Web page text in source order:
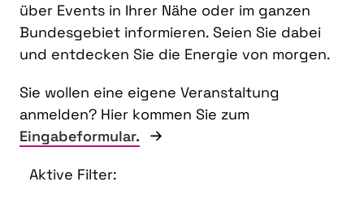
über Events in Ihrer Nähe oder im ganzen
Bundesgebiet informieren. Seien Sie dabei
und entdecken Sie die Energie von morgen.
Sie wollen eine eigene Veranstaltung
anmelden? Hier kommen Sie zum
Eingabeformular.
Aktive Filter: